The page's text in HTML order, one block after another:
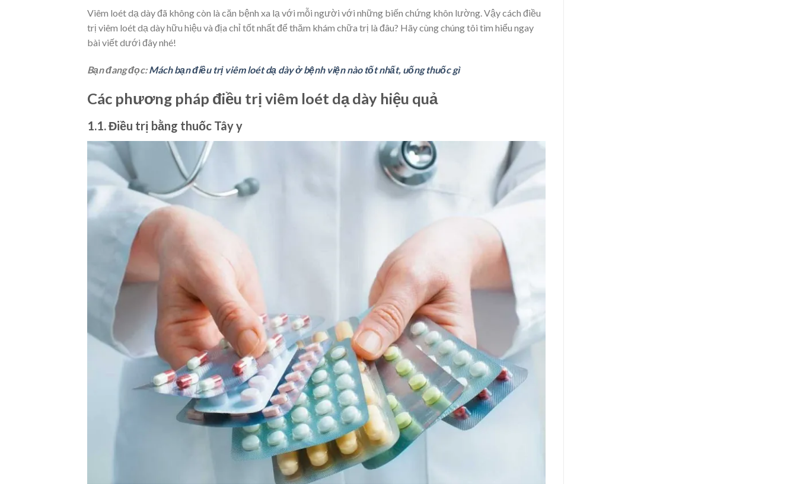
Viêm loét dạ dày đã không còn là căn bệnh xa lạ với mỗi người với những biến chứng khôn lường. Vậy cách điều
trị viêm loét dạ dày hữu hiệu và địa chỉ tốt nhất để thăm khám chữa trị là đâu? Hãy cùng chúng tôi tìm hiểu ngay
bài viết dưới đây nhé!
Bạn đang đọc:Mách bạn điều trị viêm loét dạ dày ở bệnh viện nào tốt nhất, uống thuốc gì
Các phương pháp điều trị viêm loét dạ dày hiệu quả
1.1. Điều trị bằng thuốc Tây y